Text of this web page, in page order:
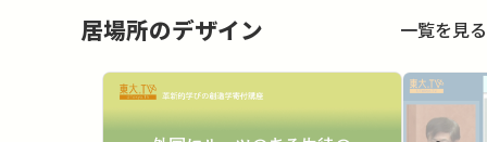
居場所のデザイン 一覧を見る